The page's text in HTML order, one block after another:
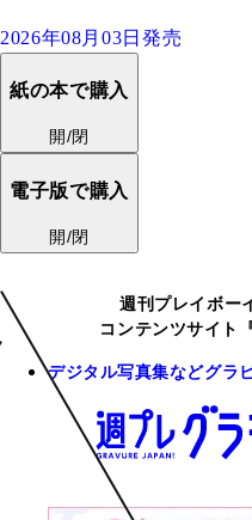
2026年08月03日発売
紙の本で購入
開/閉
電子版で購入
開/閉
週刊プレイボー
コンテンツサイト
デジタル写真集などグラ